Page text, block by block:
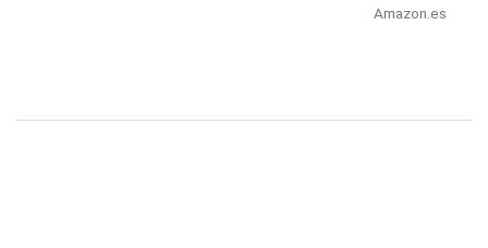
Amazon.es